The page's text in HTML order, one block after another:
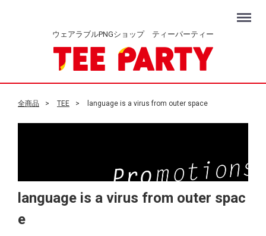
ウェアラブルPNGショップ ティーパーティー
Menu
全商品 TEE language is a virus from outer space
language is a virus from outer spac
e